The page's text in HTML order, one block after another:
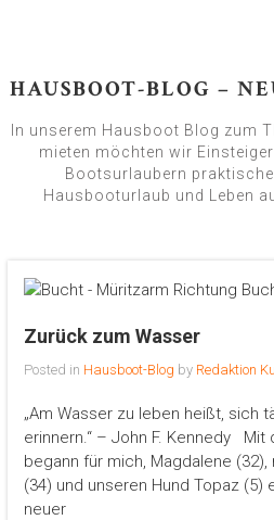
HAUSBOOT-BLOG –
In unserem Hausboot Blog zum
mieten möchten wir
Bootsurlaubern
Hausbooturlaub und Leben
Zurück zum Wasser
Posted in Hausboot-Blog by Redaktion
„Am Wasser zu leben heißt, sich
erinnern.“ – John F. Kennedy
begann für mich, Magdalene
(34) und unseren Hund Topaz (5)
neuer